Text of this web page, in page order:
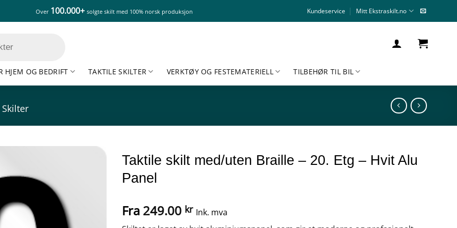
Over 100.000+ solgte skilt med 100% norsk produksjon Kundeservice Mitt Ekstraskilt.no
HJEM OG BEDRIFT TAKTILE SKILTER VERKTØY OG FESTEMATERIELL TILBEHØR TIL BIL
Taktile skilt med/uten Braille – 20. Etg – Hvit Alu
Panel
Fra 249.00 kr Ink. mva